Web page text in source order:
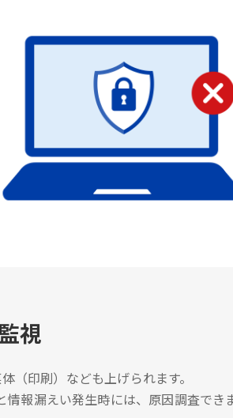
視
（印刷）なども上げられます。
報漏えい発生時には、原因調査できま